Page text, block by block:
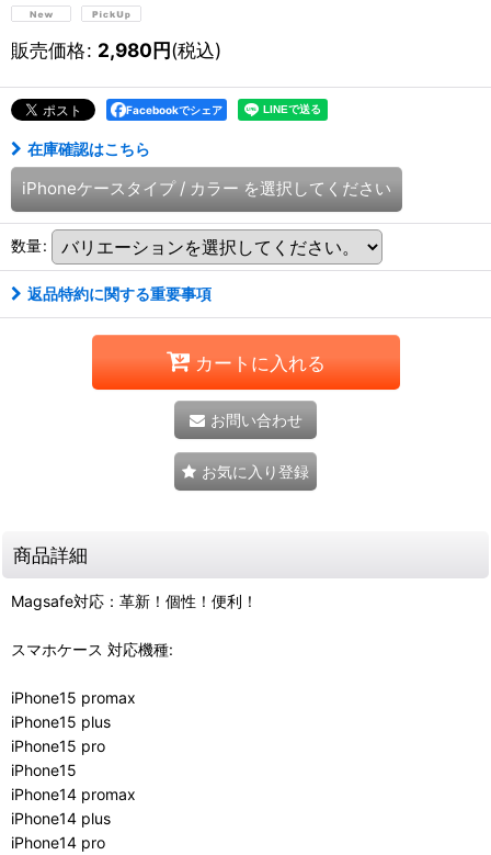
販売価格: 2,980円(税込)
Facebookでシェア
在庫確認はこちら
iPhoneケースタイプ / カラー を選択してください
数量:
返品特約に関する重要事項
カートに入れる
お問い合わせ
お気に入り登録
商品詳細
Magsafe対応：革新！個性！便利！
スマホケース 対応機種:
iPhone15 promax
iPhone15 plus
iPhone15 pro
iPhone15
iPhone14 promax
iPhone14 plus
iPhone14 pro